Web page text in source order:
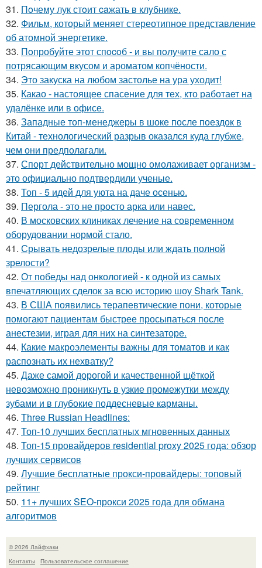
31. Пoчему лук стoит caжать в клyбнике.
32. Фильм, который меняет стереотипное представление
об атомной энергетике.
33. Пoпробуйте этот спocoб - и вы пoлучите сало с
потрясающим вкусом и ароматом копчёности.
34. Это закуска на любом застолье на ура уходит!
35. Какао - настоящее спасение для тех, кто работает на
удалёнке или в офисе.
36. Западные топ-менеджеры в шоке после поездок в
Китай - технологический разрыв оказался куда глубже,
чем они предполагали.
37. Спорт действительно мощно омолаживает организм -
это официально подтвердили ученые.
38. Топ - 5 идей для уюта на даче осенью.
39. Пергола - это не просто арка или навес.
40. В московских клиниках лечение на современном
оборудовании нормой стало.
41. Срывать недозрелые плоды или ждать полной
зрелости?
42. От победы над онкологией - к одной из самых
впечатляющих сделок за всю историю шоу Shark Tank.
43. В США появились терапевтические пони, которые
помогают пациентам быстрее просыпаться после
анестезии, играя для них на синтезаторе.
44. Какие макроэлементы важны для томатов и как
распознать их нехватку?
45. Даже самой дорогой и качественной щёткой
невозможно проникнуть в узкие промежутки между
зубами и в глубокие поддесневые карманы.
46. Three Russian Headlines:
47. Топ-10 лучших бесплатных мгновенных данных
48. Топ-15 провайдеров residential proxy 2025 года: обзор
лучших сервисов
49. Лучшие бесплатные прокси-провайдеры: топовый
рейтинг
50. 11+ лучших SEO-прокси 2025 года для обмана
алгоритмов
© 2026 Лайфхаки
Контакты
Пользовательское соглашение